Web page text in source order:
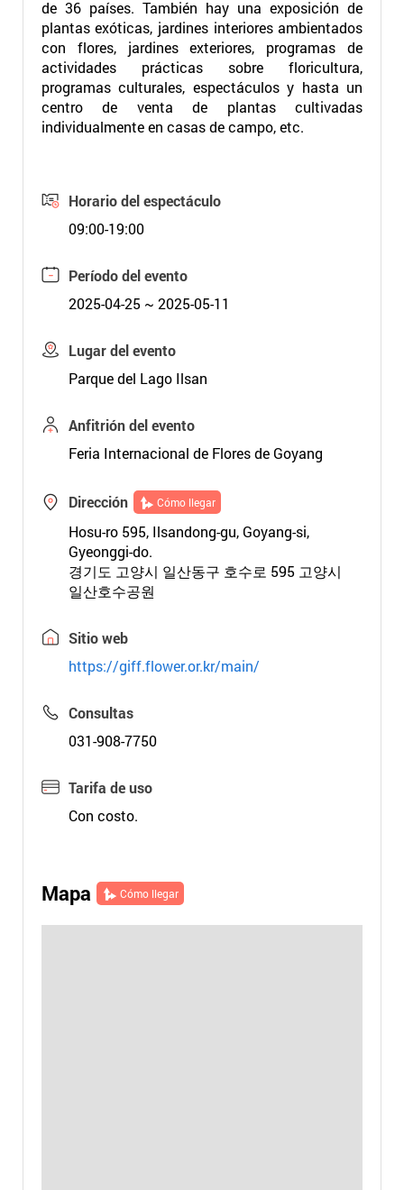
de 36 países. También hay una exposición de
plantas exóticas, jardines interiores ambientados
con flores, jardines exteriores, programas de
actividades prácticas sobre floricultura,
programas culturales, espectáculos y hasta un
centro de venta de plantas cultivadas
individualmente en casas de campo, etc.
Horario del espectáculo
09:00-19:00
Período del evento
2025-04-25 ~ 2025-05-11
Lugar del evento
Parque del Lago Ilsan
Anfitrión del evento
Feria Internacional de Flores de Goyang
Dirección Cómo llegar
Hosu-ro 595, Ilsandong-gu, Goyang-si,
Gyeonggi-do.
경기도 고양시 일산동구 호수로 595 고양시
일산호수공원
Sitio web
https://giff.flower.or.kr/main/
Consultas
031-908-7750
Tarifa de uso
Con costo.
Mapa Cómo llegar